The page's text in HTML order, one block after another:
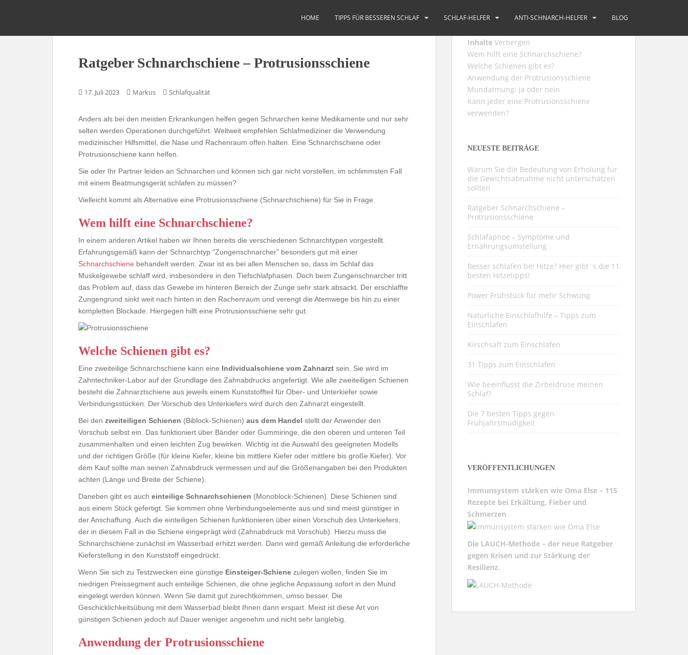
HOME TIPPS FÜR BESSEREN SCHLAF SCHLAF-HELFER ANTI-SCHNARCH-HELFER BLOG
Ratgeber Schnarchschiene – Protrusionsschiene
17. Juli 2023 Markus Schlafqualität
Anders als bei den meisten Erkrankungen helfen gegen Schnarchen keine Medikamente und nur sehr
selten werden Operationen durchgeführt. Weltweit empfehlen Schlafmediziner die Verwendung
medizinischer Hilfsmittel, die Nase und Rachenraum offen halten. Eine Schnarchschiene oder
Protrusionschiene kann helfen.
Sie oder Ihr Partner leiden an Schnarchen und können sich gar nicht vorstellen, im schlimmsten Fall
mit einem Beatmungsgerät schlafen zu müssen?
Vielleicht kommt als Alternative eine Protrusionsschiene (Schnarchschiene) für Sie in Frage.
Wem hilft eine Schnarchschiene?
In einem anderen Artikel haben wir Ihnen bereits die verschiedenen Schnarchtypen vorgestellt.
Erfahrungsgemäß kann der Schnarchtyp “Zungenschnarcher” besonders gut mit einer
Schnarchschiene behandelt werden. Zwar ist es bei allen Menschen so, dass im Schlaf das
Muskelgewebe schlaff wird, insbesondere in den Tiefschlafphasen. Doch beim Zungenschnarcher tritt
das Problem auf, dass das Gewebe im hinteren Bereich der Zunge sehr stark absackt. Der erschlaffte
Zungengrund sinkt weit nach hinten in den Rachenraum und verengt die Atemwege bis hin zu einer
kompletten Blockade. Hiergegen hilft eine Protrusionsschiene sehr gut.
Welche Schienen gibt es?
Eine zweiteilige Schnarchschiene kann eine Individualschiene vom Zahnarzt sein. Sie wird im
Zahntechniker-Labor auf der Grundlage des Zahnabdrucks angefertigt. Wie alle zweiteiligen Schienen
besteht die Zahnarztschiene aus jeweils einem Kunststoffteil für Ober- und Unterkiefer sowie
Verbindungsstücken. Der Vorschub des Unterkiefers wird durch den Zahnarzt eingestellt.
Bei den zweiteiligen Schienen (Biblock-Schienen) aus dem Handel stellt der Anwender den
Vorschub selbst ein. Das funktioniert über Bänder oder Gummiringe, die den oberen und unteren Teil
zusammenhalten und einen leichten Zug bewirken. Wichtig ist die Auswahl des geeigneten Modells
und der richtigen Größe (für kleine Kiefer, kleine bis mittlere Kiefer oder mittlere bis große Kiefer). Vor
dem Kauf sollte man seinen Zahnabdruck vermessen und auf die Größenangaben bei den Produkten
achten (Länge und Breite der Schiene).
Daneben gibt es auch einteilige Schnarchschienen (Monoblock-Schienen). Diese Schienen sind
aus einem Stück gefertigt. Sie kommen ohne Verbindungselemente aus und sind meist günstiger in
der Anschaffung. Auch die einteiligen Schienen funktionieren über einen Vorschub des Unterkiefers,
der in diesem Fall in die Schiene eingeprägt wird (Zahnabdruck mit Vorschub). Hierzu muss die
Schnarchschiene zunächst im Wasserbad erhitzt werden. Dann wird gemäß Anleitung die erforderliche
Kieferstellung in den Kunststoff eingedrückt.
Wenn Sie sich zu Testzwecken eine günstige Einsteiger-Schiene zulegen wollen, finden Sie im
niedrigen Preissegment auch einteilige Schienen, die ohne jegliche Anpassung sofort in den Mund
eingelegt werden können. Wenn Sie damit gut zurechtkommen, umso besser. Die
Geschicklichkeitsübung mit dem Wasserbad bleibt Ihnen dann erspart. Meist ist diese Art von
günstigen Schienen jedoch auf Dauer weniger angenehm und nicht sehr langlebig.
Anwendung der Protrusionsschiene
Inhalte Verbergen
Wem hilft eine Schnarchschiene?
Welche Schienen gibt es?
Anwendung der Protrusionsschiene
Mundatmung: ja oder nein
Kann jeder eine Protrusionsschiene
verwenden?
NEUESTE BEITRÄGE
Warum Sie die Bedeutung von Erholung für
die Gewichtsabnahme nicht unterschätzen
sollten
Ratgeber Schnarchschiene –
Protrusionsschiene
Schlafapnoe – Symptome und
Ernährungsumstellung
Besser schlafen bei Hitze? Hier gibt´s die 11
besten Hitzetipps!
Power Frühstück für mehr Schwung
Natürliche Einschlafhilfe – Tipps zum
Einschlafen
Kirschsaft zum Einschlafen
31 Tipps zum Einschlafen
Wie beeinflusst die Zirbeldrüse meinen
Schlaf?
Die 7 besten Tipps gegen
Frühjahrsmüdigkeit
VERÖFFENTLICHUNGEN
Immunsystem stärken wie Oma Else – 115
Rezepte bei Erkältung, Fieber und
Schmerzen
Die LAUCH-Methode – der neue Ratgeber
gegen Krisen und zur Stärkung der
Resilienz.